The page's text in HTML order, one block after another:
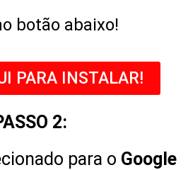
botão abaixo!
PARA INSTALAR!
2:
para o Google